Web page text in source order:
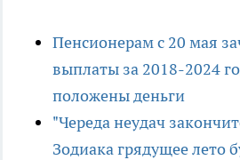
Пенсионерам с 20 мая
выплаты за 2018-2024
положены деньги
"Череда неудач
Зодиака грядущее лето